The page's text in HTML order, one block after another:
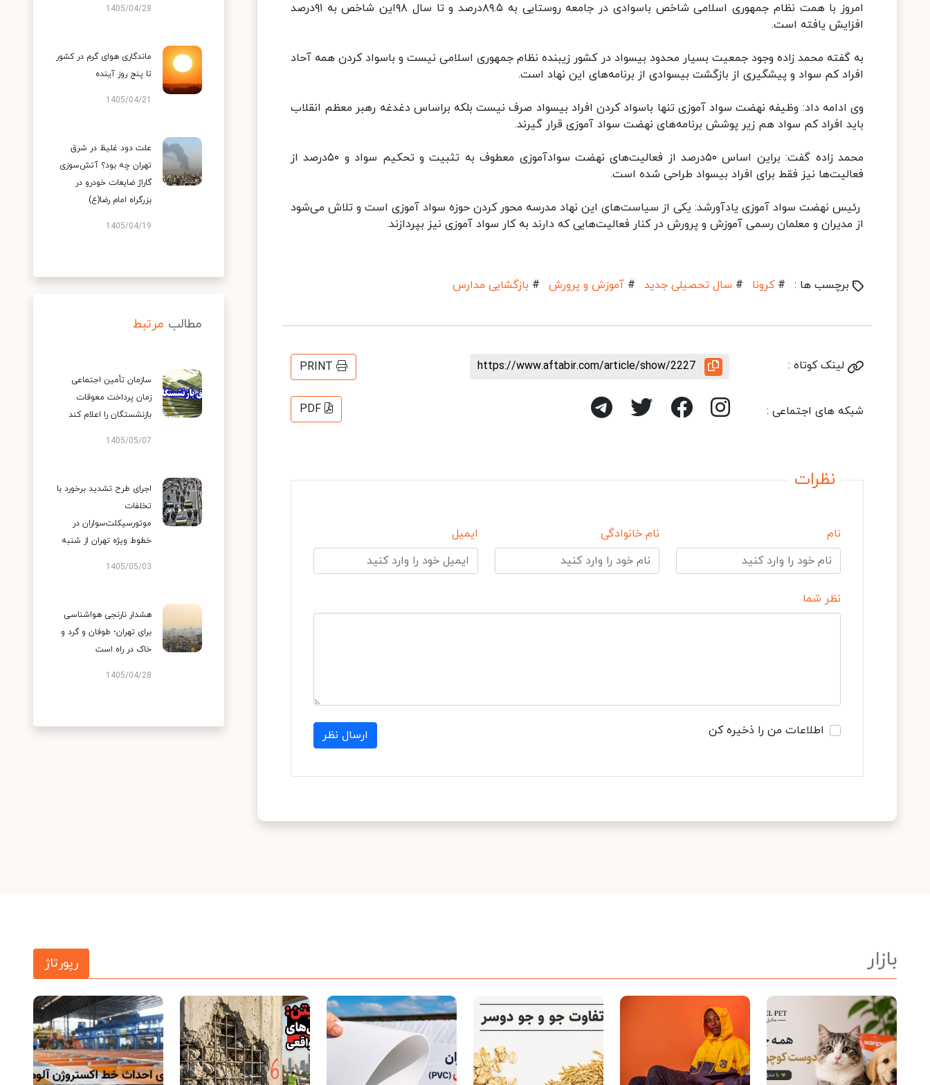
امروز با همت نظام جمهوری اسلامی شاخص باسوادی در جامعه روستایی به ۸۹.۵درصد و تا سال ۹۸این شاخص به ۹۱درصد
افزایش یافته است.
به گفته محمد زاده وجود جمعیت بسیار محدود بیسواد در کشور زیبنده نظام جمهوری اسلامی نیست و باسواد کردن همه آحاد
افراد کم سواد و پیشگیری از بازگشت بیسوادی از برنامه‌های این نهاد است.
وی ادامه داد: وظیفه نهضت سواد آموزی تنها باسواد کردن افراد بیسواد صرف نیست بلکه براساس دغدغه رهبر معظم انقلاب
باید افراد کم سواد هم زیر پوشش برنامه‌های نهضت سواد آموزی قرار گیرند.
محمد زاده گفت: براین اساس ۵۰درصد از فعالیت‌های نهضت سوادآموزی معطوف به تثبیت و تحکیم سواد و ۵۰درصد از
فعالیت‌ها نیز فقط برای افراد بیسواد طراحی شده است.
رئیس نهضت سواد آموزی یادآورشد: یکی از سیاست‌های این نهاد مدرسه محور کردن حوزه سواد آموزی است و تلاش می‌شود
از مدیران و معلمان رسمی آموزش و پرورش در کنار فعالیت‌هایی که دارند به کار سواد آموزی نیز بپردازند.
برچسب ها : # کرونا # سال تحصیلی جدید # آموزش و پرورش # بازگشایی مدارس
لینک کوتاه : https://www.aftabir.com/article/show/2227
PRINT
شبکه های اجتماعی : PDF
نظرات
نام نام خانوادگی ایمیل
نظر شما
اطلاعات من را ذخیره کن ارسال نظر
1405/04/28
ماندگاری هوای گرم در کشور
تا پنج روز آینده
1405/04/21
علت دود غلیظ در شرق
تهران چه بود؟ آتش‌سوزی
گاراژ ضایعات خودرو در
بزرگراه امام رضا(ع)
1405/04/19
مطالب مرتبط
سازمان تأمین اجتماعی
زمان پرداخت معوقات
بازنشستگان را اعلام کند
1405/05/07
اجرای طرح تشدید برخورد با
تخلفات
موتورسیکلت‌سواران در
خطوط ویژه تهران از شنبه
1405/05/03
هشدار نارنجی هواشناسی
برای تهران؛ طوفان و گرد و
خاک در راه است
1405/04/28
بازار رپورتاژ